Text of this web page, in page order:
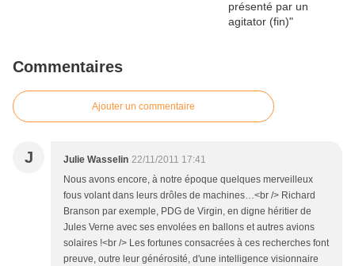
Commentaires
Ajouter un commentaire
J Julie Wasselin 22/11/2011 17:41
Nous avons encore, à notre époque quelques merveilleux
fous volant dans leurs drôles de machines…<br /> Richard
Branson par exemple, PDG de Virgin, en digne héritier de
Jules Verne avec ses envolées en ballons et autres avions
solaires !<br /> Les fortunes consacrées à ces recherches font
preuve, outre leur générosité, d'une intelligence visionnaire